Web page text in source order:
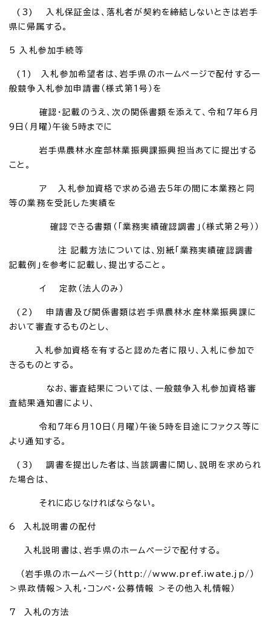
(3) 入札保証金は、落札者が契約を締結しないときは岩手
県に帰属する。
5 入札参加手続等
(1) 入札参加希望者は、岩手県のホームページで配付する一
般競争入札参加申請書（様式第1号）を
確認・記載のうえ、次の関係書類を添えて、令和7年6月
9日（月曜）午後5時までに
岩手県農林水産部林業振興課振興担当あてに提出する
こと。
ア 入札参加資格で求める過去5年の間に本業務と同
等の業務を受託した実績を
確認できる書類（「業務実績確認調書」（様式第2号））
注 記載方法については、別紙「業務実績確認調書
記載例」を参考に記載し、提出すること。
イ 定款（法人のみ）
(2) 申請書及び関係書類は岩手県農林水産林業振興課に
おいて審査するものとし、
入札参加資格を有すると認めた者に限り、入札に参加で
きるものとする。
なお、審査結果については、一般競争入札参加資格審
査結果通知書により、
令和7年6月10日（月曜）午後5時を目途にファクス等に
より通知する。
(3) 調書を提出した者は、当該調書に関し、説明を求められ
た場合は、
それに応じなければならない。
6 入札説明書の配付
入札説明書は、岩手県のホームページで配付する。
（岩手県のホームページ（http://www.pref.iwate.jp/）
＞県政情報＞入札・コンペ・公募情報 ＞その他入札情報）
7 入札の方法